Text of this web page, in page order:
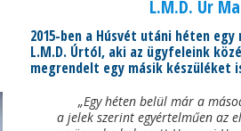
L.M.D. Úr
2015-ben a Húsvét utáni héten
L.M.D. Úrtól, aki az ügyfeleink
megrendelt egy másik
„Egy héten belül már a
a jelek szerint egyértelműen az